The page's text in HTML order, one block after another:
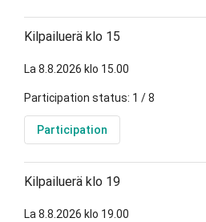
Kilpailuerä klo 15
La 8.8.2026 klo 15.00
Participation status: 1 / 8
Participation
Kilpailuerä klo 19
La 8.8.2026 klo 19.00